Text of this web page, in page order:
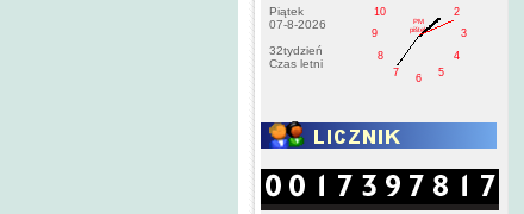
Piątek
07-8-2026
32tydzień
Czas letni
2
3
4
5
6
7
8
9
10
PM
pištek